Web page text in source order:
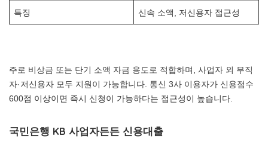
특징 신속 소액, 저신용자 접근성
주로 비상금 또는 단기 소액 자금 용도로 적합하며, 사업자 외 무직
자·저신용자 모두 지원이 가능합니다. 통신 3사 이용자가 신용점수
600점 이상이면 즉시 신청이 가능하다는 접근성이 높습니다.
국민은행 KB 사업자든든 신용대출